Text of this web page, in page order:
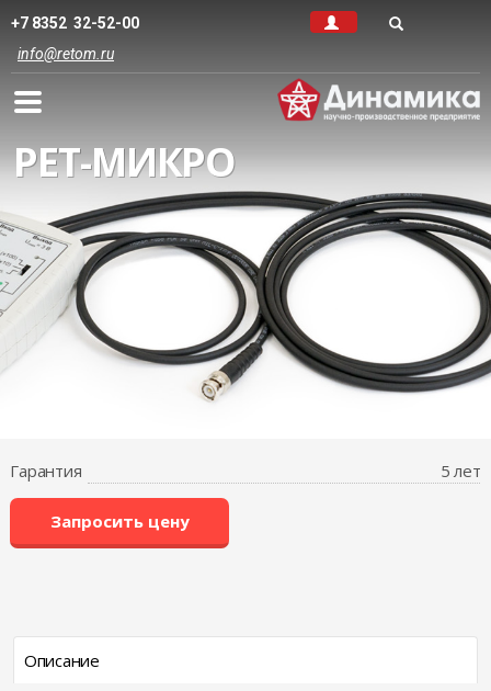
+7 8352 32-52-00
info@retom.ru
РЕТ-МИКРО
Гарантия 5 лет
Запросить цену
Описание